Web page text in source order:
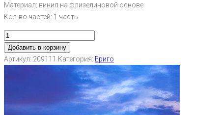
Материал: винил на флизелиновой основе
Кол-во частей: 1 часть
Добавить в корзину
Артикул: 209111 Категория: Ериго